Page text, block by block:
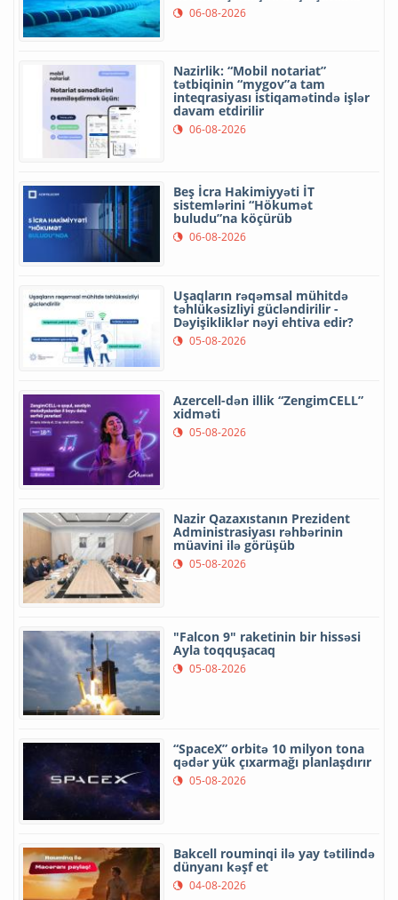
06-08-2026
Nazirlik: “Mobil notariat”
tətbiqinin “mygov”a tam
inteqrasiyası istiqamətində işlər
davam etdirilir
06-08-2026
Beş İcra Hakimiyyəti İT
sistemlərini “Hökumət
buludu”na köçürüb
06-08-2026
Uşaqların rəqəmsal mühitdə
təhlükəsizliyi gücləndirilir -
Dəyişikliklər nəyi ehtiva edir?
05-08-2026
Azercell-dən illik “ZengimCELL”
xidməti
05-08-2026
Nazir Qazaxıstanın Prezident
Administrasiyası rəhbərinin
müavini ilə görüşüb
05-08-2026
"Falcon 9" raketinin bir hissəsi
Ayla toqquşacaq
05-08-2026
“SpaceX” orbitə 10 milyon tona
qədər yük çıxarmağı planlaşdırır
05-08-2026
Bakcell rouminqi ilə yay tətilində
dünyanı kəşf et
04-08-2026